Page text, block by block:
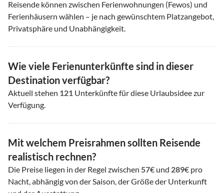
Reisende können zwischen Ferienwohnungen (Fewos) und
Ferienhäusern wählen – je nach gewünschtem Platzangebot,
Privatsphäre und Unabhängigkeit.
Wie viele Ferienunterkünfte sind in dieser
Destination verfügbar?
Aktuell stehen 121 Unterkünfte für diese Urlaubsidee zur
Verfügung.
Mit welchem Preisrahmen sollten Reisende
realistisch rechnen?
Die Preise liegen in der Regel zwischen 57€ und 289€ pro
Nacht, abhängig von der Saison, der Größe der Unterkunft